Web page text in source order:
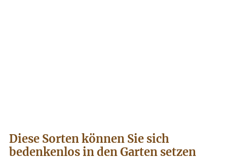
Diese Sorten können Sie sich
bedenkenlos in den Garten setzen